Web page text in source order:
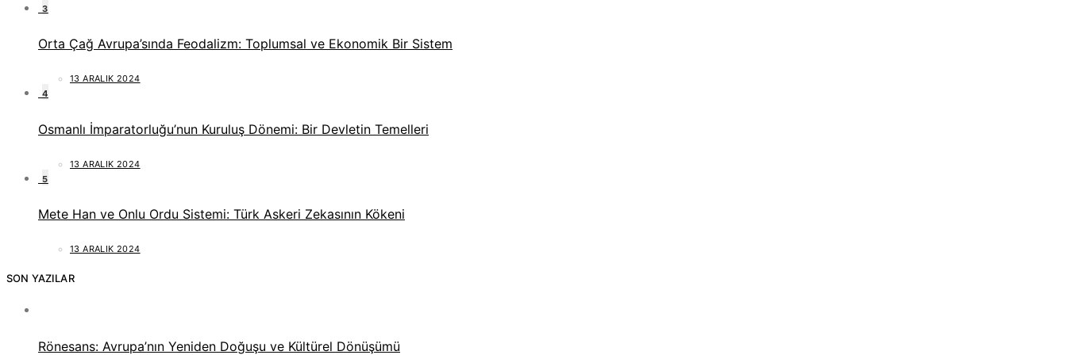
3
Orta Çağ Avrupa’sında Feodalizm: Toplumsal ve Ekonomik Bir Sistem
13 ARALIK 2024
4
Osmanlı İmparatorluğu’nun Kuruluş Dönemi: Bir Devletin Temelleri
13 ARALIK 2024
5
Mete Han ve Onlu Ordu Sistemi: Türk Askeri Zekasının Kökeni
13 ARALIK 2024
SON YAZILAR
Rönesans: Avrupa’nın Yeniden Doğuşu ve Kültürel Dönüşümü